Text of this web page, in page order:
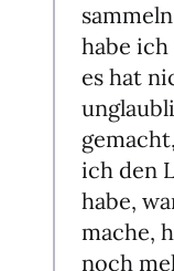
habe ich
es hat
ich den
habe,
mache,
noch